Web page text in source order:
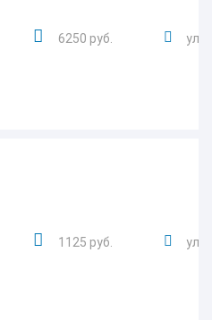
6250 руб. ул.
1125 руб. ул.